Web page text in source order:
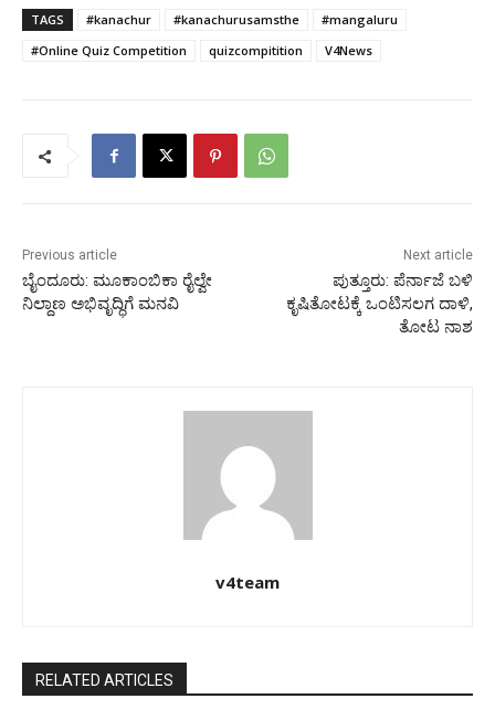
TAGS #kanachur #kanachurusamsthe
#mangaluru
#Online Quiz Competition
quizcompitition V4News
Previous article
ಬೈಂದೂರು: ಮೂಕಾಂಬಿಕಾ ರೈಲ್ವೇ
ನಿಲ್ದಾಣ ಅಭಿವೃದ್ಧಿಗೆ ಮನವಿ
Next article
ಪುತ್ತೂರು: ಪೆರ್ನಾಜೆ ಬಳಿ
ಕೃಷಿತೋಟಕ್ಕೆ ಒಂಟಿಸಲಗ ದಾಳಿ,
ತೋಟ ನಾಶ
v4team
RELATED ARTICLES